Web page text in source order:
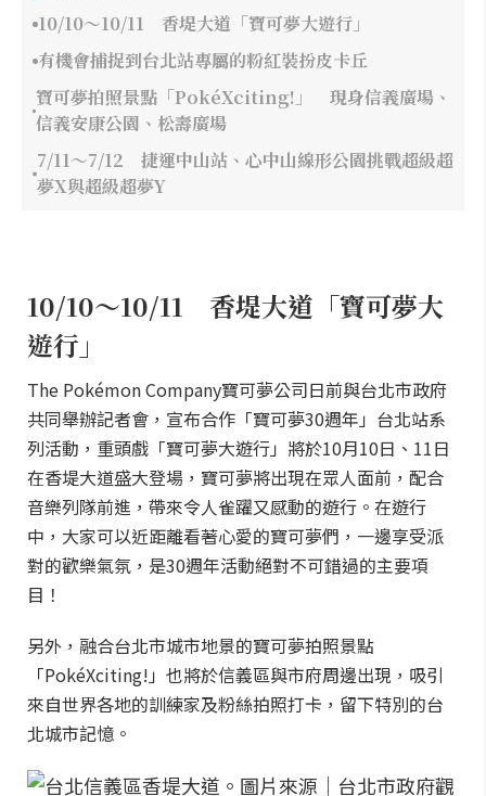
10/10～10/11 香堤大道「寶可夢大遊行」
有機會捕捉到台北站專屬的粉紅裝扮皮卡丘
寶可夢拍照景點「PokéXciting!」 現身信義廣場、
信義安康公園、松壽廣場
7/11～7/12 捷運中山站、心中山線形公園挑戰超級超
夢X與超級超夢Y
10/10～10/11 香堤大道「寶可夢大
遊行」
The Pokémon Company寶可夢公司日前與台北市政府
共同舉辦記者會，宣布合作「寶可夢30週年」台北站系
列活動，重頭戲「寶可夢大遊行」將於10月10日、11日
在香堤大道盛大登場，寶可夢將出現在眾人面前，配合
音樂列隊前進，帶來令人雀躍又感動的遊行。在遊行
中，大家可以近距離看著心愛的寶可夢們，一邊享受派
對的歡樂氣氛，是30週年活動絕對不可錯過的主要項
目！
另外，融合台北市城市地景的寶可夢拍照景點
「PokéXciting!」也將於信義區與市府周邊出現，吸引
來自世界各地的訓練家及粉絲拍照打卡，留下特別的台
北城市記憶。